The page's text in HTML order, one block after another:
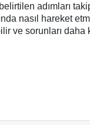
adımları
nasıl hareket
ve sorunları daha